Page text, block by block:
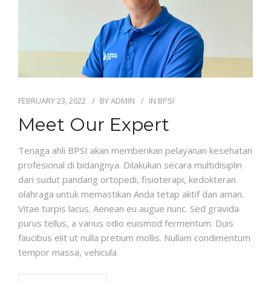
FEBRUARY 23, 2022 BYADMIN IN BPSI
Meet Our Expert
Tenaga ahli BPSI akan memberikan pelayanan kesehatan
profesional di bidangnya. Dilakukan secara multidisiplin
dari sudut pandang ortopedi, fisioterapi, kedokteran
olahraga untuk memastikan Anda tetap aktif dan aman.
Vitae turpis lacus. Aenean eu augue nunc. Sed gravida
purus tellus, a varius odio euismod fermentum. Duis
faucibus elit ut nulla pretium mollis. Nullam condimentum
tempor massa, vehicula